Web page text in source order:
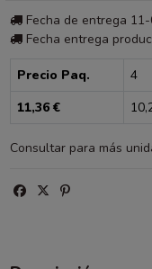
Fecha de entrega
Fecha entrega
Precio Paq. 4
11,36 €
Consultar para más